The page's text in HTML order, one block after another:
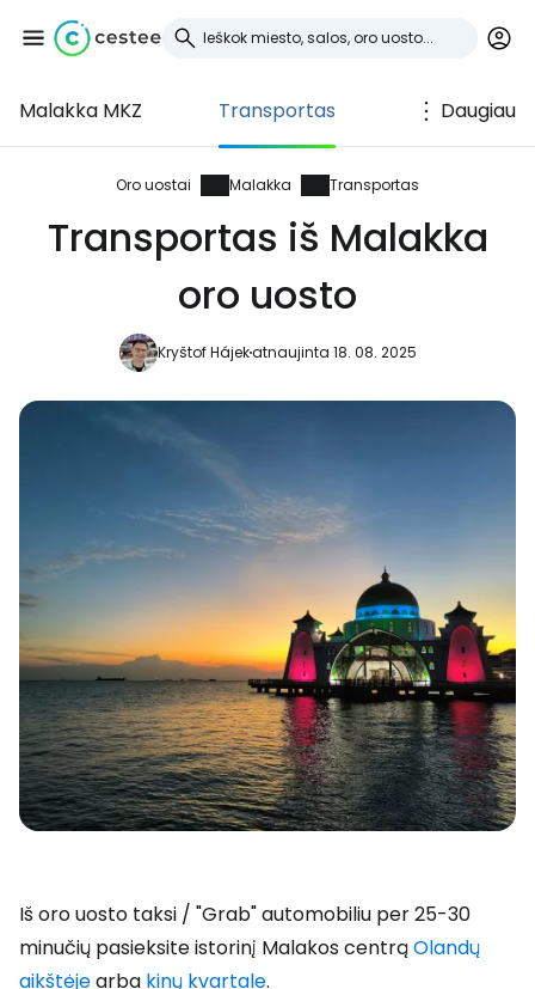
Malakka MKZ Transportas Daugiau
Oro uostai Malakka Transportas
Transportas iš Malakka
oro uosto
Kryštof Hájekatnaujinta 18. 08. 2025
Iš oro uosto taksi / "Grab" automobiliu per 25-30
minučių pasieksite istorinį Malakos centrąOlandų
aikštėjearba kinų kvartale.
Prisijunkite prie
Cestee
... pasaulinė kelionių bendruomenė
Tęsti el. paštu